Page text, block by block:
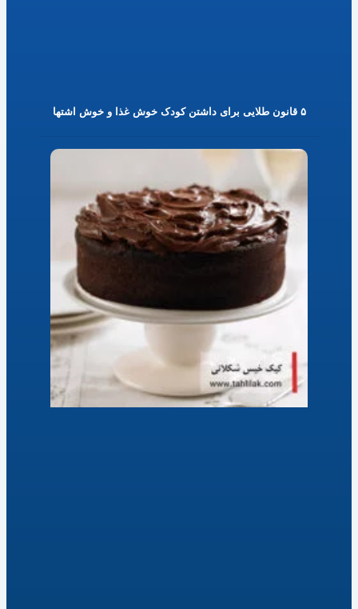
۵ قانون طلایی برای داشتن کودک خوش غذا و خوش اشتها